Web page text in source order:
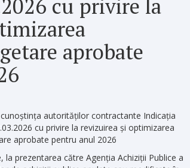
cu privire la
aprobate
autorităților contractante Indicația
cu privire la revizuirea și optimizarea
aprobate pentru anul 2026
prezentarea către Agenția Achiziții Publice a